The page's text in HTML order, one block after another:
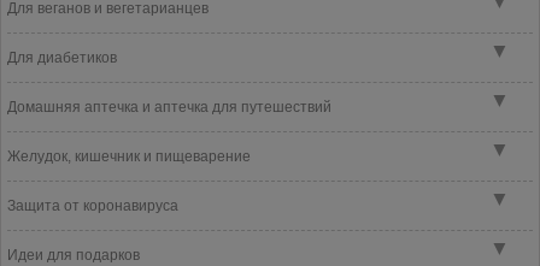
Для веганов и вегетарианцев
▼
Для диабетиков
▼
Домашняя аптечка и аптечка для путешествий
▼
Желудок, кишечник и пищеварение
▼
Защита от коронавируса
▼
Идеи для подарков